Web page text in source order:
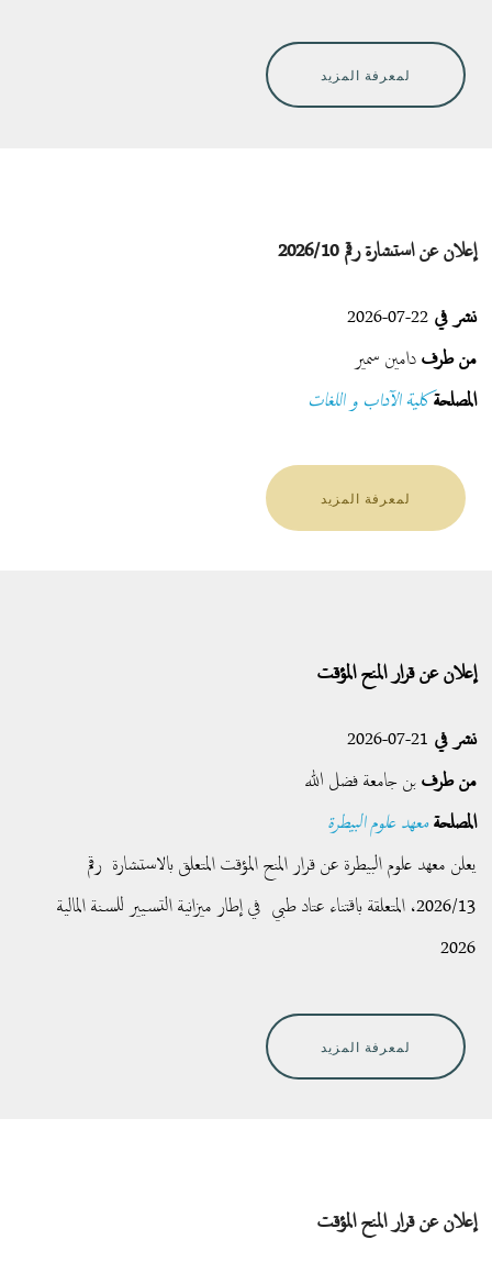
لمعرفة المزيد
إعلان عن استشارة رقم 2026/10
نشر في
من طرفدامين سمير
المصلحةكلية الآداب و اللغات
لمعرفة المزيد
إعلان عن قرار المنح المؤقت
نشر في
من طرفبن جامعة فضل الله
المصلحةمعهد علوم البيطرة
يعلن معهد علوم البيطرة عن قرار المنح المؤقت المتعلق بالاستشارة رقم
2026/13، المتعلقة باقتناء عتاد طبي في إطار ميزانية التسيير للسنة المالية
2026
لمعرفة المزيد
إعلان عن قرار المنح المؤقت